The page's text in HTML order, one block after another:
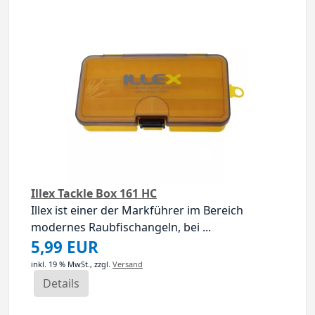
Illex Tackle Box 161 HC
Illex ist einer der Markführer im Bereich
modernes Raubfischangeln, bei ...
5,99 EUR
inkl. 19 % MwSt., zzgl. Versand
Details